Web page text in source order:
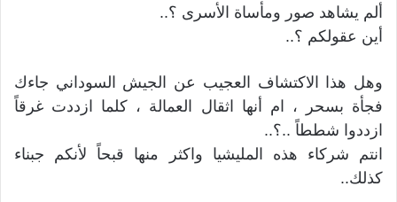
ألم يشاهد صور ومأساة الأسرى ؟..
أين عقولكم ؟..
وهل هذا الاكتشاف العجيب عن الجيش السوداني جاءك
فجأة بسحر ، ام أنها اثقال العمالة ، كلما ازددت غرقاً
ازددوا شططاً ..؟..
انتم شركاء هذه المليشيا واكثر منها قبحاً لأنكم جبناء
كذلك..